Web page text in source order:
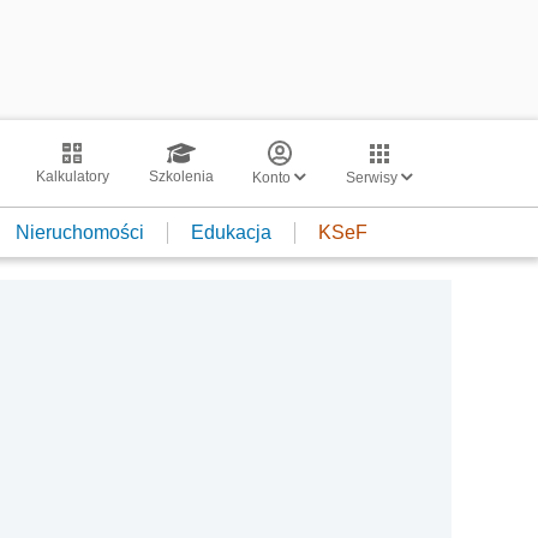
Kalkulatory Szkolenia Konto Serwisy
Nieruchomości Edukacja KSeF